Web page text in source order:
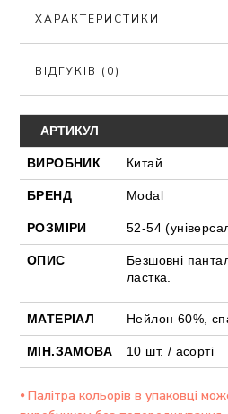
ХАРАКТЕРИСТИКИ
ВІДГУКІВ (0)
АРТИКУЛ
ВИРОБНИК Китай
БРЕНД Modal
РОЗМІРИ 52-54
ОПИС
Безшовні
ластка.
МАТЕРІАЛ Нейлон 60%,
МІН.ЗАМОВА 10 шт. / асорті
⦁ Палітра кольорів в упаковці